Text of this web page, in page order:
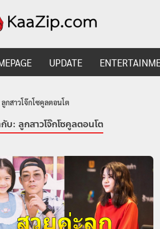
UPDATE
ลูกสาวโจ๊กโซคูลตอนโต
บ: ลูกสาวโจ๊กโซคูลตอนโต